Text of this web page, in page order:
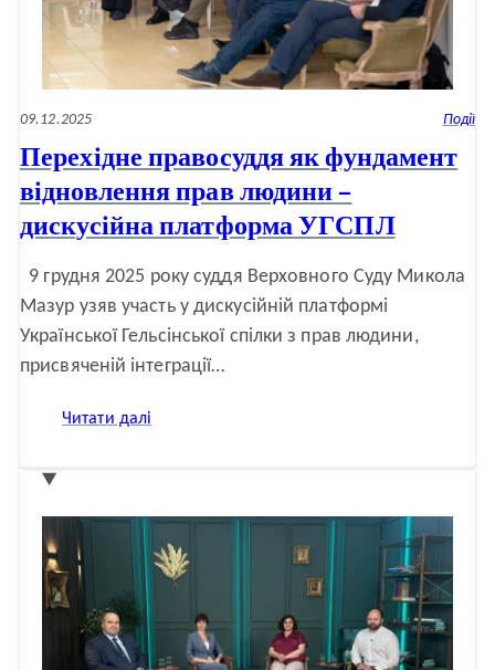
09.12.2025 Події
Перехідне правосуддя як фундамент
відновлення прав людини –
дискусійна платформа УГСПЛ
9 грудня 2025 року суддя Верховного Суду Микола
Мазур узяв участь у дискусійній платформі
Української Гельсінської спілки з прав людини,
присвяченій інтеграції…
Читати далі
відновлення
прав
людини
платформа
УГСПЛ